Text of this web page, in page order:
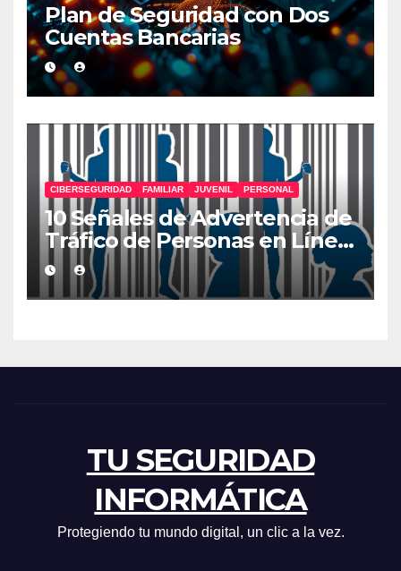
Plan de Seguridad con Dos
Cuentas Bancarias
CIBERSEGURIDAD FAMILIAR JUVENIL PERSONAL
10 Señales de Advertencia de
Tráfico de Personas en Línea
que Deberías Conocer
TU SEGURIDAD
INFORMÁTICA
Protegiendo tu mundo digital, un clic a la vez.